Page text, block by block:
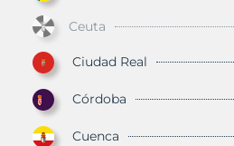
Ceuta
Ciudad Real
Córdoba
Cuenca